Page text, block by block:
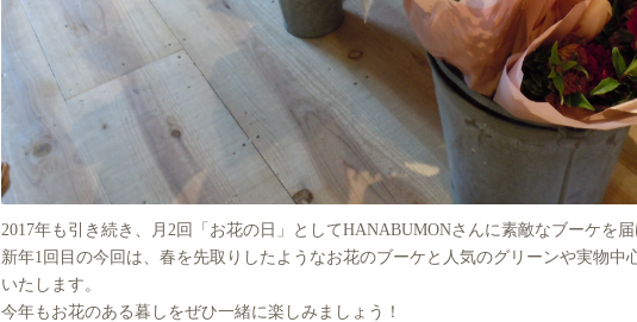
2017年も引き続き、月2回「お花の日」としてHANABUMONさんに素敵なブーケを届
新年1回目の今回は、春を先取りしたようなお花のブーケと人気のグリーンや実物中
いたします。
今年もお花のある暮しをぜひ一緒に楽しみましょう！